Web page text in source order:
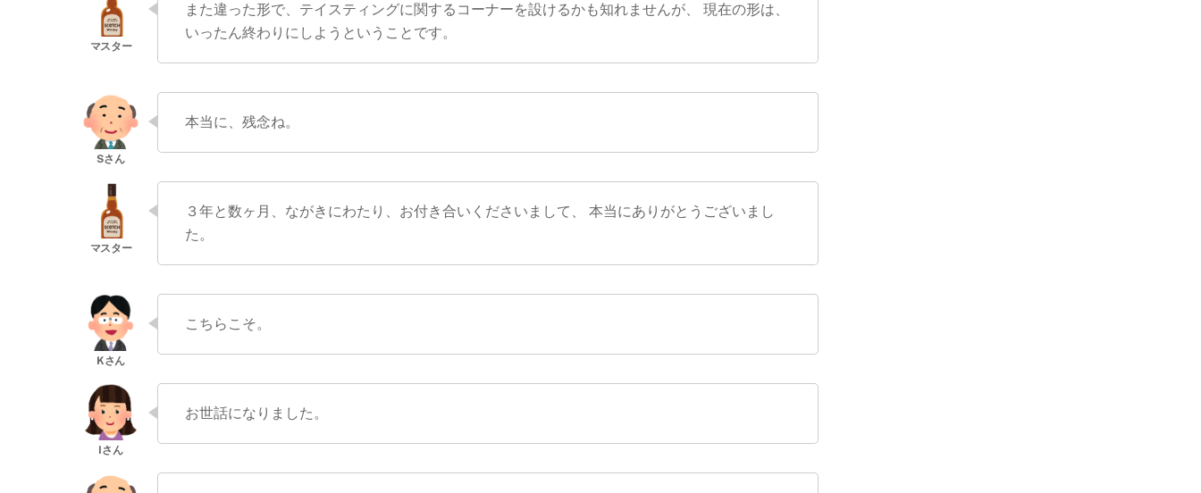
また違った形で、テイスティングに関するコーナーを設けるかも知れませんが、 現在の形は、
いったん終わりにしようということです。
本当に、残念ね。
３年と数ヶ月、ながきにわたり、お付き合いくださいまして、 本当にありがとうございまし
た。
こちらこそ。
お世話になりました。